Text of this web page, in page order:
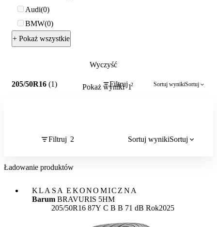
Audi 0
BMW 0
+ Pokaż wszystkie
Wyczyść
Pokaż wyniki 1
205/50R16 (1) Filtruj 2 Sortuj wynikiSortuj
Filtruj 2 Sortuj wynikiSortuj
Ładowanie produktów
KLASA EKONOMICZNA
Barum BRAVURIS 5HM
205/50R16 87Y Etykieta:
C B B 71 dB Rok2025